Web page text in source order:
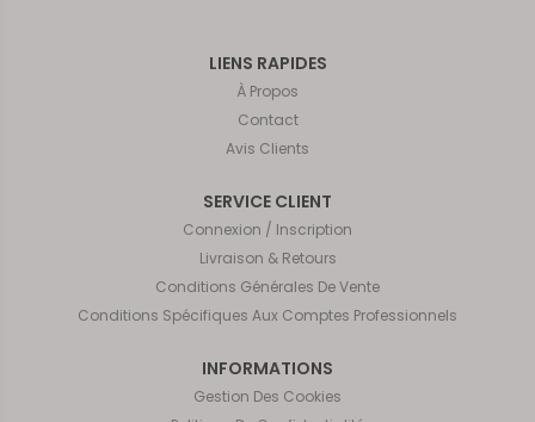
LIENS RAPIDES
À Propos
Contact
Avis Clients
SERVICE CLIENT
Connexion / Inscription
Livraison & Retours
Conditions Générales De Vente
Conditions Spécifiques Aux Comptes Professionnels
INFORMATIONS
Gestion Des Cookies